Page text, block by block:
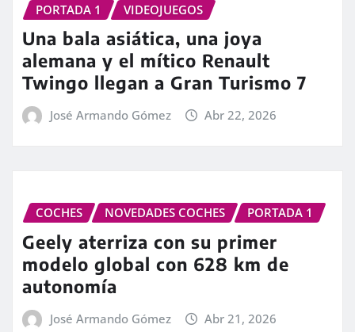
PORTADA 1 VIDEOJUEGOS
Una bala asiática, una joya
alemana y el mítico Renault
Twingo llegan a Gran Turismo 7
José Armando Gómez Abr 22, 2026
COCHES NOVEDADES COCHES PORTADA 1
Geely aterriza con su primer
modelo global con 628 km de
autonomía
José Armando Gómez Abr 21, 2026